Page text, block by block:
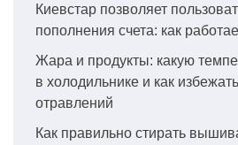
Киевстар позволяет
пополнения счета: как
Жара и продукты: какую
в холодильнике и как
отравлений
Как правильно стирать